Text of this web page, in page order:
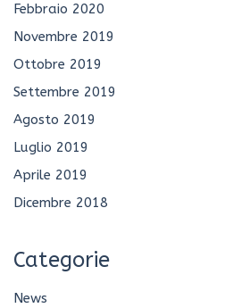
Febbraio 2020
Novembre 2019
Ottobre 2019
Settembre 2019
Agosto 2019
Luglio 2019
Aprile 2019
Dicembre 2018
Categorie
News